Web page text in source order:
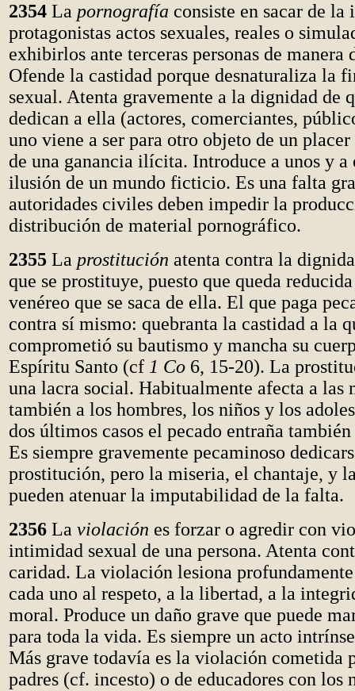
2354 La pornografía consiste en sacar de
protagonistas actos sexuales, reales o
exhibirlos ante terceras personas de manera
Ofende la castidad porque desnaturaliza la
sexual. Atenta gravemente a la dignidad de
dedican a ella (actores, comerciantes,
uno viene a ser para otro objeto de un
de una ganancia ilícita. Introduce a unos y a
ilusión de un mundo ficticio. Es una falta
autoridades civiles deben impedir la
distribución de material pornográfico.
2355 La prostitución atenta contra la
que se prostituye, puesto que queda
venéreo que se saca de ella. El que paga
contra sí mismo: quebranta la castidad a la
comprometió su bautismo y mancha su
Espíritu Santo (cf 1 Co 6, 15-20). La
una lacra social. Habitualmente afecta a las
también a los hombres, los niños y los
dos últimos casos el pecado entraña
Es siempre gravemente pecaminoso
prostitución, pero la miseria, el chantaje, y
pueden atenuar la imputabilidad de la falta.
2356 La violación es forzar o agredir con
intimidad sexual de una persona. Atenta
caridad. La violación lesiona
cada uno al respeto, a la libertad, a la
moral. Produce un daño grave que puede
para toda la vida. Es siempre un acto
Más grave todavía es la violación cometida
padres (cf. incesto) o de educadores con los